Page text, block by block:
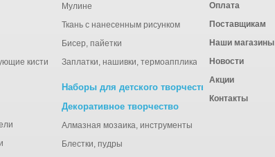
кисти
Мулине
Ткань с нанесенным рисунком
Бисер, пайетки
Заплатки, нашивки, термоаппликации
Наборы для детского творчества
Декоративное творчество
Алмазная мозаика, инструменты
Блестки, пудры
Оплата
Поставщикам
Наши магазины
Новости
Акции
Контакты